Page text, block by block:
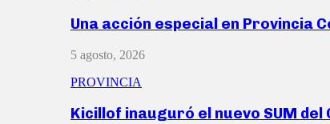
Una acción especial en Provincia
5 agosto, 2026
PROVINCIA
Kicillof inauguró el nuevo SUM